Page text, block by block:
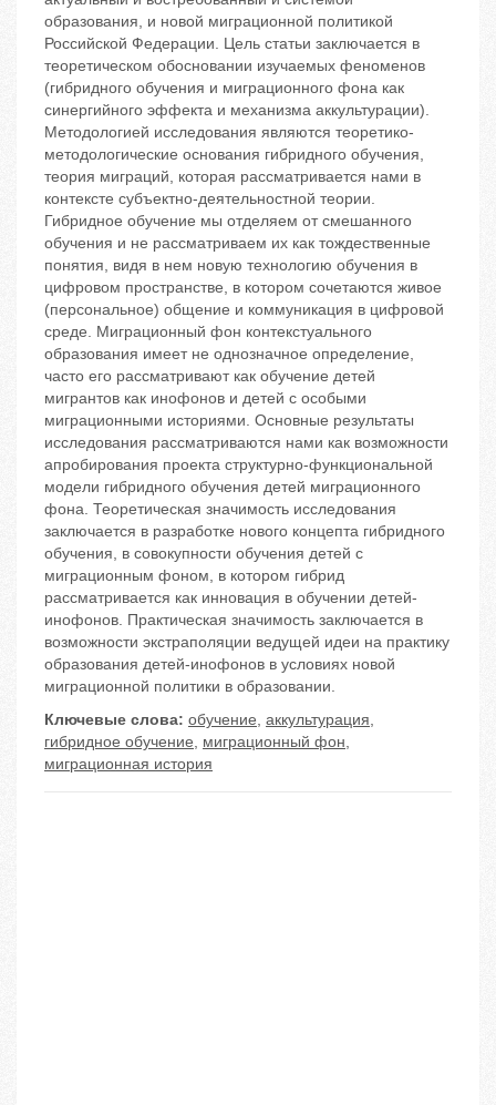
образования, и новой миграционной политикой
Российской Федерации. Цель статьи заключается в
теоретическом обосновании изучаемых феноменов
(гибридного обучения и миграционного фона как
синергийного эффекта и механизма аккультурации).
Методологией исследования являются теоретико-
методологические основания гибридного обучения,
теория миграций, которая рассматривается нами в
контексте субъектно-деятельностной теории.
Гибридное обучение мы отделяем от смешанного
обучения и не рассматриваем их как тождественные
понятия, видя в нем новую технологию обучения в
цифровом пространстве, в котором сочетаются живое
(персональное) общение и коммуникация в цифровой
среде. Миграционный фон контекстуального
образования имеет не однозначное определение,
часто его рассматривают как обучение детей
мигрантов как инофонов и детей с особыми
миграционными историями. Основные результаты
исследования рассматриваются нами как возможности
апробирования проекта структурно-функциональной
модели гибридного обучения детей миграционного
фона. Теоретическая значимость исследования
заключается в разработке нового концепта гибридного
обучения, в совокупности обучения детей с
миграционным фоном, в котором гибрид
рассматривается как инновация в обучении детей-
инофонов. Практическая значимость заключается в
возможности экстраполяции ведущей идеи на практику
образования детей-инофонов в условиях новой
миграционной политики в образовании.
Ключевые слова: обучение, аккультурация,
гибридное обучение, миграционный фон,
миграционная история